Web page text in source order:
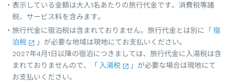
表示している金額は大人1名あたりの旅行代金です。消費税等諸
税、サービス料を含みます。
旅行代金に宿泊税は含まれておりません。旅行代金とは別に「 宿
泊税
」が必要な地域は現地にてお支払いください。
2027年4月1日以降の宿泊につきましては、旅行代金に入湯税は含
まれておりませんので、「 入湯税
」が必要な場合は現地にて
お支払いください。